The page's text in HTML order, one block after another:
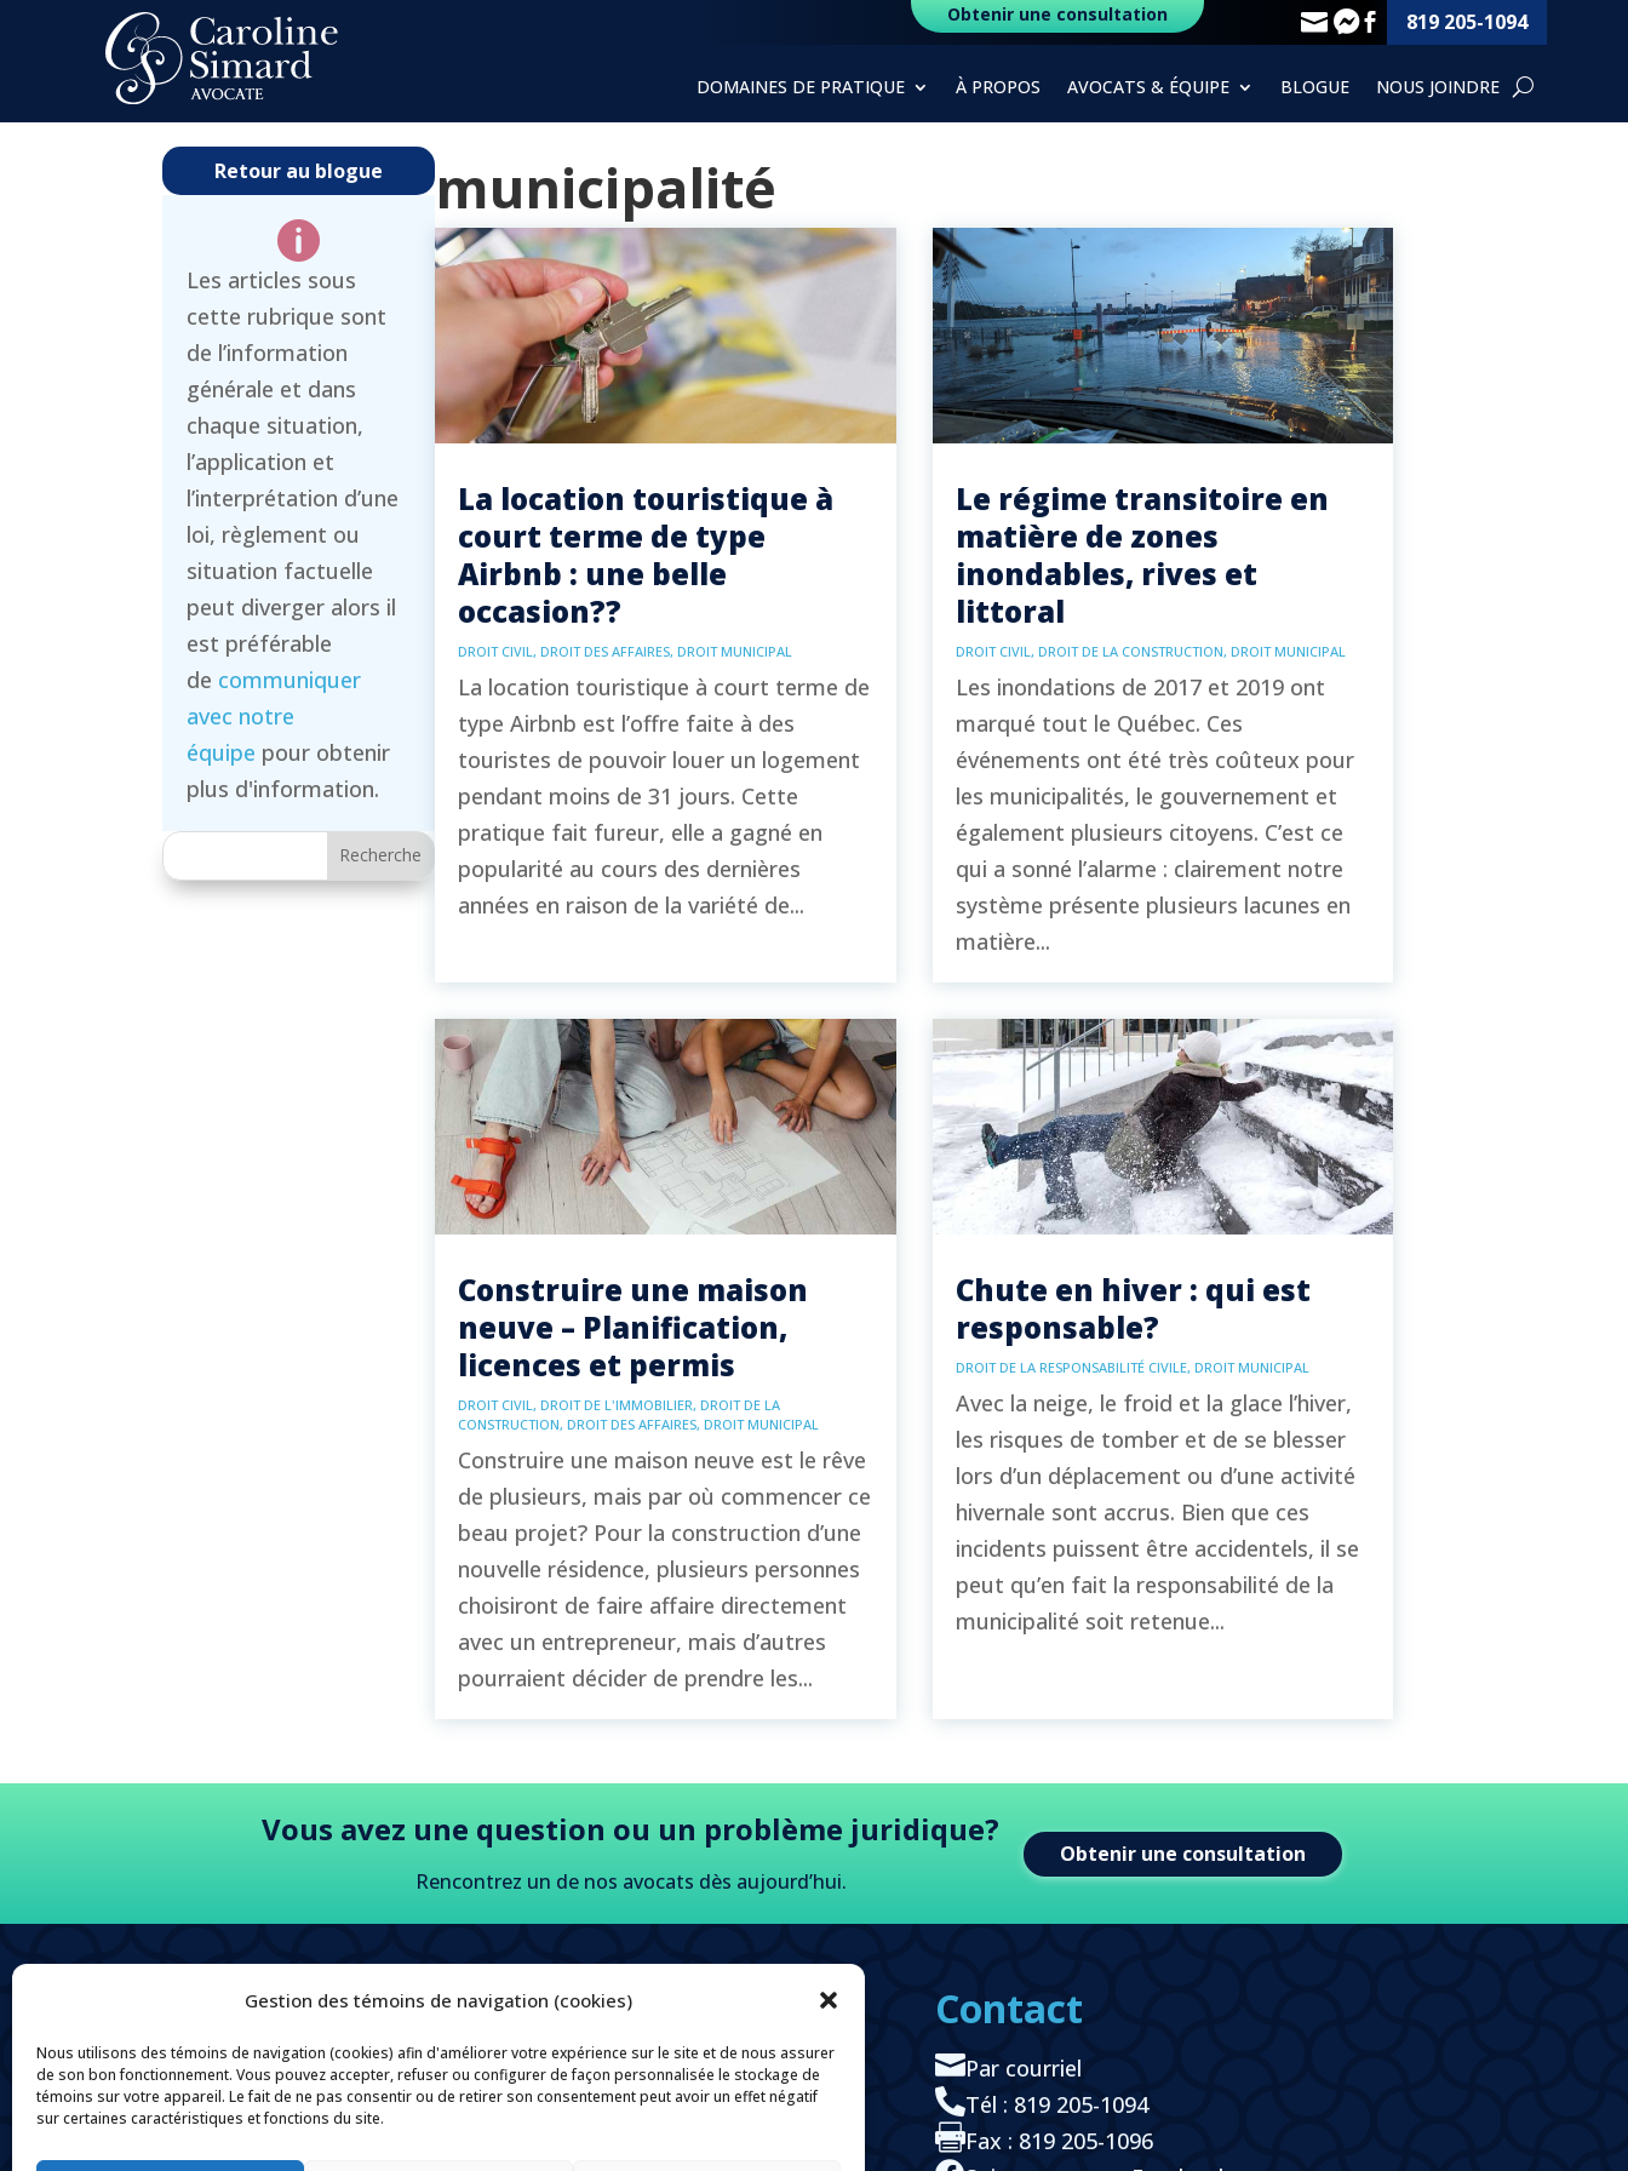
Gestion des témoins de navigation (cookies)
Nous utilisons des témoins de navigation (cookies) afin d'améliorer votre expérience sur le site et de nous assurer
de son bon fonctionnement. Vous pouvez accepter, refuser ou configurer de façon personnalisée le stockage de
témoins sur votre appareil. Le fait de ne pas consentir ou de retirer son consentement peut avoir un effet négatif
sur certaines caractéristiques et fonctions du site.
819 205-1094



Obtenir une consultation
DOMAINES DE PRATIQUE À PROPOS AVOCATS & ÉQUIPE BLOGUE NOUS JOINDRE
Retour au blogue

Les articles sous
cette rubrique sont
de l’information
générale et dans
chaque situation,
l’application et
l’interprétation d’une
loi, règlement ou
situation factuelle
peut diverger alors il
est préférable
de communiquer
avec notre
équipe pour obtenir
plus d'information.
municipalité
La location touristique à
court terme de type
Airbnb : une belle
occasion??
DROIT CIVIL , DROIT DES AFFAIRES, DROIT MUNICIPAL
La location touristique à court terme de
type Airbnb est l’offre faite à des
touristes de pouvoir louer un logement
pendant moins de 31 jours. Cette
pratique fait fureur, elle a gagné en
popularité au cours des dernières
années en raison de la variété de...
Le régime transitoire en
matière de zones
inondables, rives et
littoral
DROIT CIVIL , DROIT DE LA CONSTRUCTION, DROIT MUNICIPAL
Les inondations de 2017 et 2019 ont
marqué tout le Québec. Ces
événements ont été très coûteux pour
les municipalités, le gouvernement et
également plusieurs citoyens. C’est ce
qui a sonné l’alarme : clairement notre
système présente plusieurs lacunes en
matière...
Construire une maison
neuve – Planification,
licences et permis
DROIT CIVIL , DROIT DE L'IMMOBILIER, DROIT DE LA
CONSTRUCTION, DROIT DES AFFAIRES, DROIT MUNICIPAL
Construire une maison neuve est le rêve
de plusieurs, mais par où commencer ce
beau projet? Pour la construction d’une
nouvelle résidence, plusieurs personnes
choisiront de faire affaire directement
avec un entrepreneur, mais d’autres
pourraient décider de prendre les...
Chute en hiver : qui est
responsable?
DROIT DE LA RESPONSABILITÉ CIVILE, DROIT MUNICIPAL
Avec la neige, le froid et la glace l’hiver,
les risques de tomber et de se blesser
lors d’un déplacement ou d’une activité
hivernale sont accrus. Bien que ces
incidents puissent être accidentels, il se
peut qu’en fait la responsabilité de la
municipalité soit retenue...
Vous avez une question ou un problème juridique?
Rencontrez un de nos avocats dès aujourd’hui.
Obtenir une consultation
À propos
Domaines de pratique
MeCaroline Simard
Contact
Par courriel
Tél : 819 205-1094
Fax : 819 205-1096